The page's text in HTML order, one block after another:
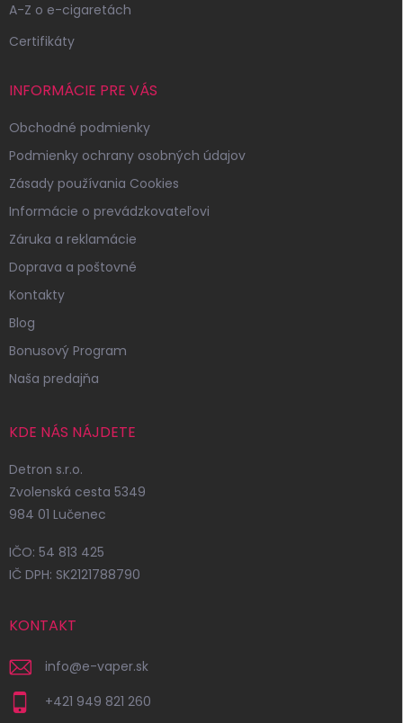
A-Z o e-cigaretách
Certifikáty
INFORMÁCIE PRE VÁS
Obchodné podmienky
Podmienky ochrany osobných údajov
Zásady používania Cookies
Informácie o prevádzkovateľovi
Záruka a reklamácie
Doprava a poštovné
Kontakty
Blog
Bonusový Program
Naša predajňa
KDE NÁS NÁJDETE
Detron s.r.o.
Zvolenská cesta 5349
984 01 Lučenec
IČO: 54 813 425
IČ DPH: SK2121788790
KONTAKT
info@e-vaper.sk
+421 949 821 260